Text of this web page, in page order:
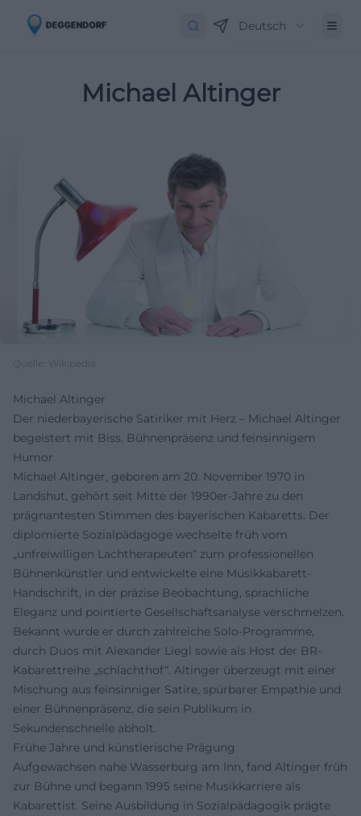
Deutsch
Michael Altinger
Quelle: Wikipedia
Michael Altinger
Der niederbayerische Satiriker mit Herz – Michael Altinger
begeistert mit Biss, Bühnenpräsenz und feinsinnigem
Humor
Michael Altinger, geboren am 20. November 1970 in
Landshut, gehört seit Mitte der 1990er-Jahre zu den
prägnantesten Stimmen des bayerischen Kabaretts. Der
diplomierte Sozialpädagoge wechselte früh vom
„unfreiwilligen Lachtherapeuten“ zum professionellen
Bühnenkünstler und entwickelte eine Musikkabarett-
Handschrift, in der präzise Beobachtung, sprachliche
Eleganz und pointierte Gesellschaftsanalyse verschmelzen.
Bekannt wurde er durch zahlreiche Solo-Programme,
durch Duos mit Alexander Liegl sowie als Host der BR-
Kabarettreihe „schlachthof“. Altinger überzeugt mit einer
Mischung aus feinsinniger Satire, spürbarer Empathie und
einer Bühnenpräsenz, die sein Publikum in
Sekundenschnelle abholt.
Frühe Jahre und künstlerische Prägung
Aufgewachsen nahe Wasserburg am Inn, fand Altinger früh
zur Bühne und begann 1995 seine Musikkarriere als
Kabarettist. Seine Ausbildung in Sozialpädagogik prägte